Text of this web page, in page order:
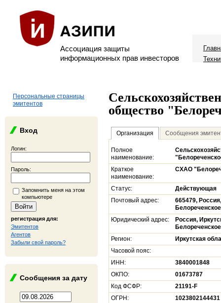
Ассоциация защиты
информационных прав инвесторов
Персональные страницы
эмитентов
Вход
Логин:
Пароль:
Запомнить меня на этом
компьютере
регистрация для:
Эмитентов
Агентов
Забыли свой пароль?
Сообщения за дату
общество
Организация Сообщения
Полное
наименование:
Краткое
наименование:
СХАО
Статус:
Действующая
Почтовый адрес:
665479,
Юридический адрес:
Россия,
Регион:
Иркутская
Часовой пояс:
ИНН:
3840001848
ОКПО:
01673787
Код ФСФР:
21191-F
ОГРН:
1023802144431